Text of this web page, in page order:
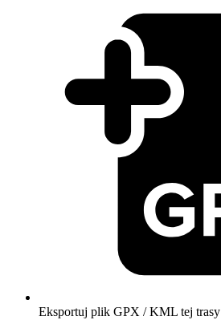
Eksportuj plik GPX / KML tej trasy